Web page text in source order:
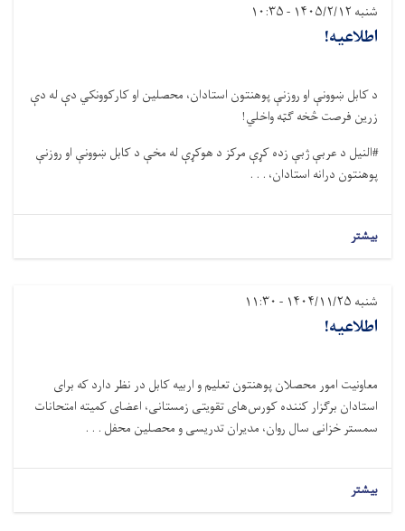
شنبه ۱۴۰۵/۲/۱۲ - ۱۰:۳۵
اطلاعیه!
د کابل ښوونې او روزنې پوهنتون استادان، محصلین او کارکوونکي دې له دې
زرین فرصت څخه ګټه واخلي!
#النیل د عربې ژبې زده کړې مرکز د هوکړې له مخې د کابل ښوونې او روزنې
پوهنتون درانه استادان، . . .
بیشتر
شنبه ۱۴۰۴/۱۱/۲۵ - ۱۱:۳۰
اطلاعیه!
معاونیت امور محصلان پوهنتون تعلیم و اربیه کابل در نظر دارد که برای
استادان برگزار کننده‌ کورس‌های تقویتی زمستانی، اعضای کمیته امتحانات
سمستر خزانی سال روان، مدیران تدریسی و محصلین محفل . . .
بیشتر